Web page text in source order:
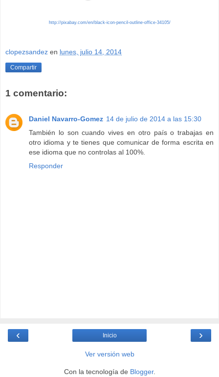
http://pixabay.com/en/black-icon-pencil-outline-office-34105/
clopezsandez en lunes, julio 14, 2014
Compartir
1 comentario:
Daniel Navarro-Gomez 14 de julio de 2014 a las 15:30
También lo son cuando vives en otro país o trabajas en
otro idioma y te tienes que comunicar de forma escrita en
ese idioma que no controlas al 100%.
Responder
‹ ›
Inicio
Ver versión web
Con la tecnología de Blogger.